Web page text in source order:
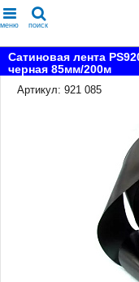
меню поиск
Сатиновая лента
черная 85мм/200м
Артикул: 921 085